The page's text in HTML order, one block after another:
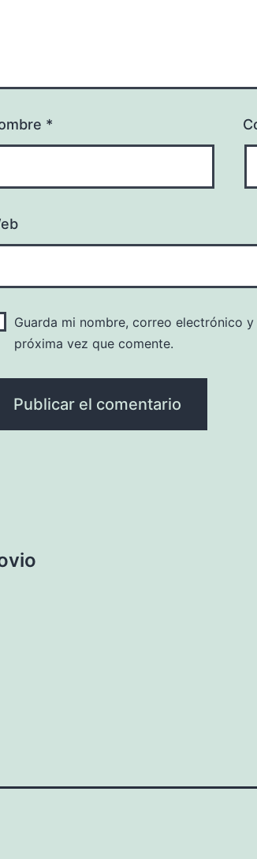
*
Guarda mi nombre, correo electrónico
próxima vez que comente.